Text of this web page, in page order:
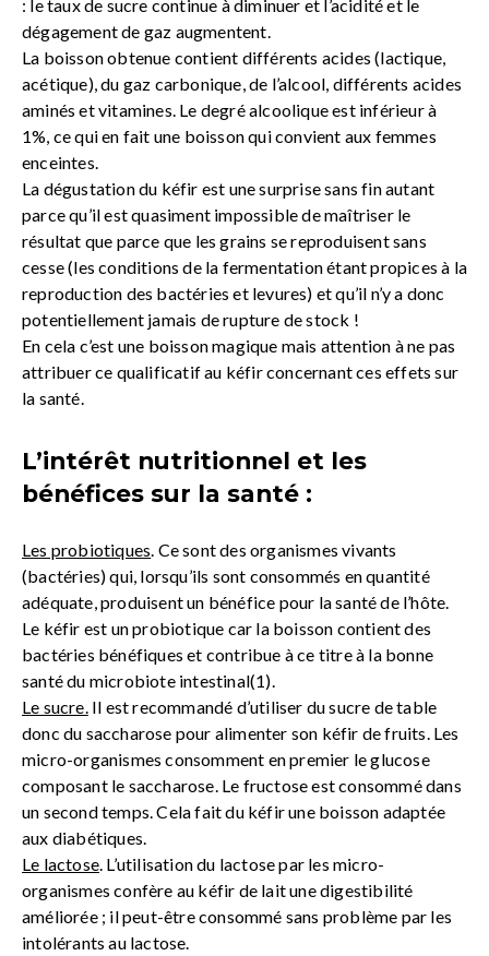
: le taux de sucre continue à diminuer et l’acidité et le
dégagement de gaz augmentent.
La boisson obtenue contient différents acides (lactique,
acétique), du gaz carbonique, de l’alcool, différents acides
aminés et vitamines. Le degré alcoolique est inférieur à
1%, ce qui en fait une boisson qui convient aux femmes
enceintes.
La dégustation du kéfir est une surprise sans fin autant
parce qu’il est quasiment impossible de maîtriser le
résultat que parce que les grains se reproduisent sans
cesse (les conditions de la fermentation étant propices à la
reproduction des bactéries et levures) et qu’il n’y a donc
potentiellement jamais de rupture de stock !
En cela c’est une boisson magique mais attention à ne pas
attribuer ce qualificatif au kéfir concernant ces effets sur
la santé.
L’intérêt nutritionnel et les
bénéfices sur la santé :
Les probiotiques . Ce sont des organismes vivants
(bactéries) qui, lorsqu’ils sont consommés en quantité
adéquate, produisent un bénéfice pour la santé de l’hôte.
Le kéfir est un probiotique car la boisson contient des
bactéries bénéfiques et contribue à ce titre à la bonne
santé du microbiote intestinal(1).
Le sucre. Il est recommandé d’utiliser du sucre de table
donc du saccharose pour alimenter son kéfir de fruits. Les
micro-organismes consomment en premier le glucose
composant le saccharose. Le fructose est consommé dans
un second temps. Cela fait du kéfir une boisson adaptée
aux diabétiques.
Le lactose . L’utilisation du lactose par les micro-
organismes confère au kéfir de lait une digestibilité
améliorée ; il peut-être consommé sans problème par les
intolérants au lactose.